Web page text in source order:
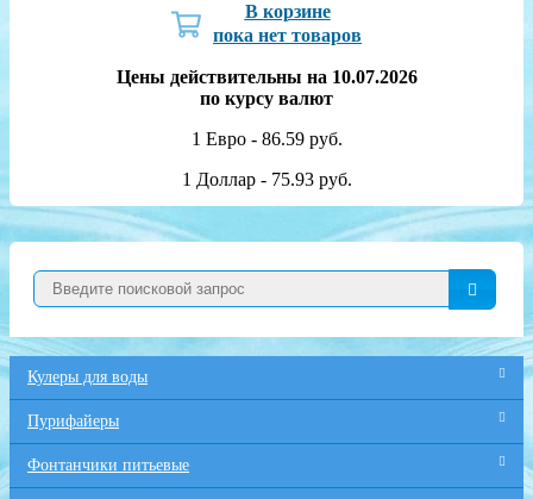
В корзине
пока нет товаров
Цены действительны на 10.07.2026
по курсу валют
1 Евро - 86.59 руб.
1 Доллар - 75.93 руб.
Кулеры для воды
Пурифайеры
Фонтанчики питьевые